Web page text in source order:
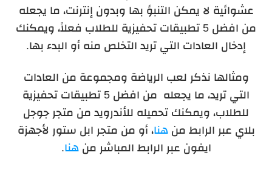
عشوائية لا يمكن التنبؤ بها وبدون إنترنت، ما يجعله
من افضل 5 تطبيقات تحفيزية للطلاب فعلاً، ويمكنك
إدخال العادات التي تريد التخلص منه أو البدء بها.
ومثالها نذكر لعب الرياضة ومجموعة من العادات
التي تريد، ما يجعله من افضل 5 تطبيقات تحفيزية
للطلاب، ويمكنك تحميله للأندرويد من متجر جوجل
بلاي عبر الرابط منهنا، أو من متجر ابل ستور لأجهزة
ايفون عبر الرابط المباشر منهنا.